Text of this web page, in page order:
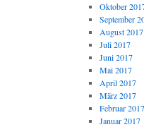
Oktober
September
August 2017
Juli 2017
Juni 2017
Mai 2017
April 2017
März 2017
Februar 2017
Januar 2017